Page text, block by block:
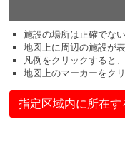
施設の場所は正確でな
地図上に周辺の施設が
凡例をクリックすると
地図上のマーカーをク
指定区域内に所在